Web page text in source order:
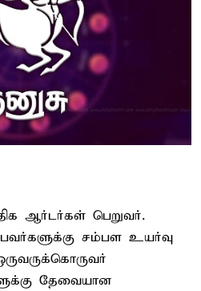
ஆர்டர்கள் பெறுவர்.
சம்பள உயர்வு
தேவையான